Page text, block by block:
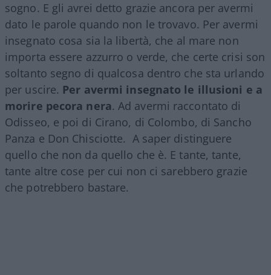
sogno. E gli avrei detto grazie ancora per avermi
dato le parole quando non le trovavo. Per avermi
insegnato cosa sia la libertà, che al mare non
importa essere azzurro o verde, che certe crisi son
soltanto segno di qualcosa dentro che sta urlando
per uscire. Per avermi insegnato le illusioni e a
morire pecora nera. Ad avermi raccontato di
Odisseo, e poi di Cirano, di Colombo, di Sancho
Panza e Don Chisciotte. A saper distinguere
quello che non da quello che è. E tante, tante,
tante altre cose per cui non ci sarebbero grazie
che potrebbero bastare.